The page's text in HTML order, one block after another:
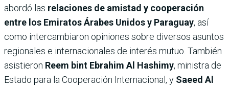
abordó las relaciones de amistad y cooperación
entre los Emiratos Árabes Unidos y Paraguay, así
como intercambiaron opiniones sobre diversos asuntos
regionales e internacionales de interés mutuo. También
asistieron Reem bint Ebrahim Al Hashimy, ministra de
Estado para la Cooperación Internacional, y Saeed Al